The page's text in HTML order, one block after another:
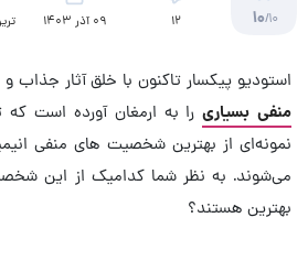
10/10
12 09 آذر 1403
استودیو پیکسار تاکنون با خلق آثار جذاب
منفی بسیاریرا به ارمغان آورده است که
نمونه‌ای از بهترین شخصیت های منفی
می‌شوند. به نظر شما کدامیک از این
بهترین هستند؟